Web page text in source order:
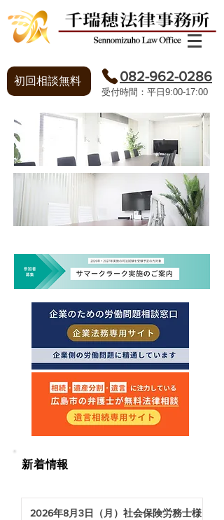
初回相談無料 082-962-0286
​受付時間：平日9:00-17:00
​新着情報
2026年8月3日（月）社会保険労務士様